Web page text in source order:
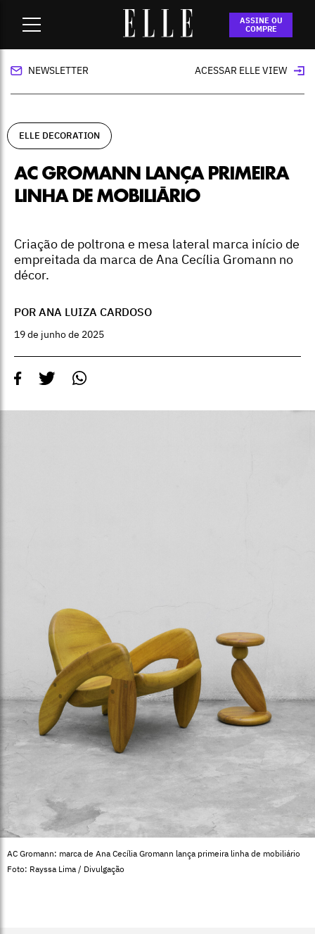
ASSINE OU
COMPRE
-AC Gromann lança primeira linha
de mobiliário
NEWSLETTER ACESSAR ELLE VIEW
ELLE DECORATION
AC GROMANN LANÇA PRIMEIRA
LINHA DE MOBILIÁRIO
Criação de poltrona e mesa lateral marca início de
empreitada da marca de Ana Cecília Gromann no
décor.
POR ANA LUIZA CARDOSO
19 de junho de 2025
AC Gromann: marca de Ana Cecília Gromann lança primeira linha de mobiliário
Foto: Rayssa Lima / Divulgação